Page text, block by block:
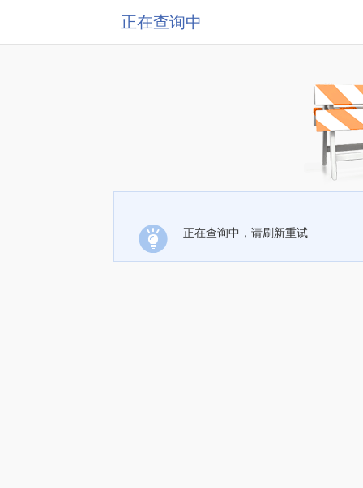
正在查询中
正在查询中，请刷新重试